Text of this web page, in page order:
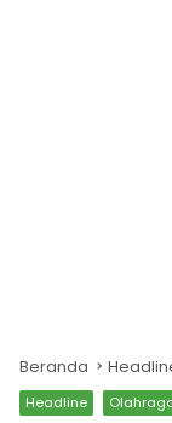
Beranda
Headline